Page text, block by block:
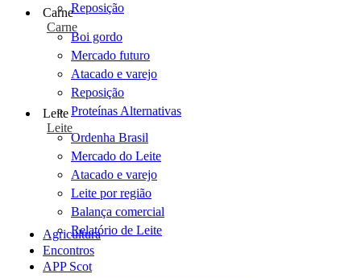
Reposição
Carne
Carne
Boi gordo
Mercado futuro
Atacado e varejo
Reposição
Proteínas Alternativas
Leite
Leite
Ordenha Brasil
Mercado do Leite
Atacado e varejo
Leite por região
Balança comercial
Relatório de Leite
Agricultura
Encontros
APP Scot